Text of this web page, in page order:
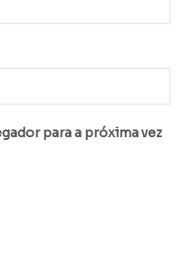
para a próxima vez